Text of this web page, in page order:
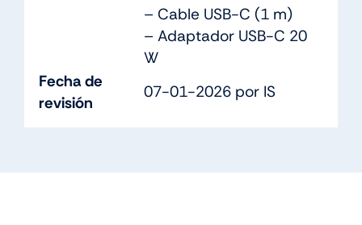
– Cable USB-C (1 m)
– Adaptador USB-C 20
W
Fecha de
revisión
07-01-2026 por IS